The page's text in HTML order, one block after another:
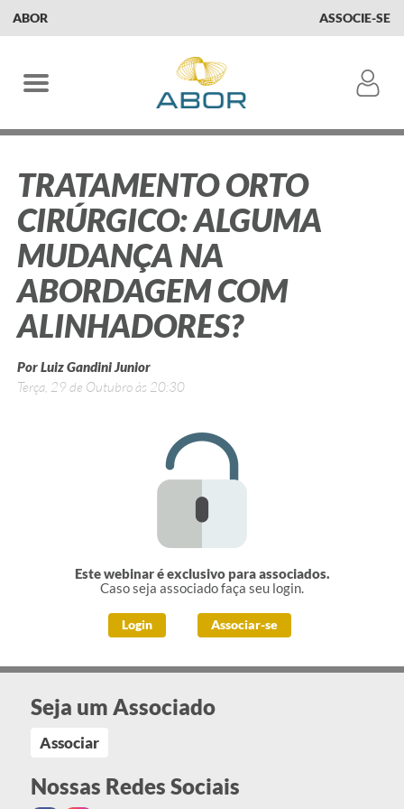
ABOR ASSOCIE-SE
TRATAMENTO ORTO
CIRÚRGICO: ALGUMA
MUDANÇA NA
ABORDAGEM COM
ALINHADORES?
Por Luiz Gandini Junior
Terça, 29 de Outubro às 20:30
Este webinar é exclusivo para associados.
Caso seja associado faça seu login.
Login Associar-se
Seja um Associado
Associar
Nossas Redes Sociais